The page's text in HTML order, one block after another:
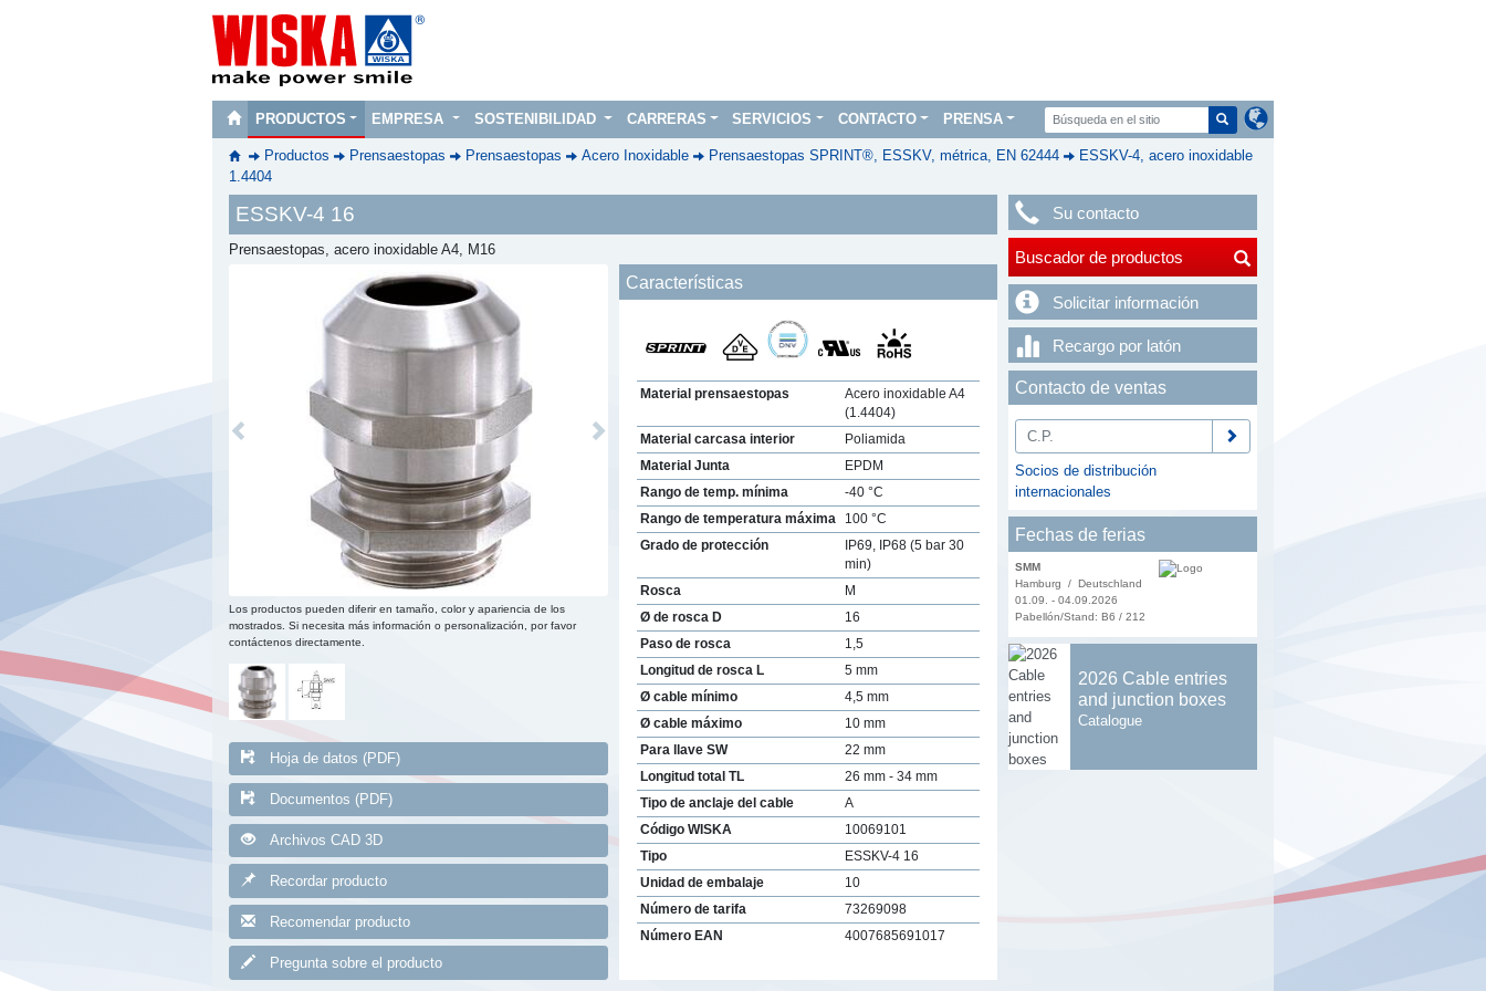
PRODUCTOS EMPRESA SOSTENIBILIDAD CARRERAS SERVICIOS CONTACTO PRENSA
Productos Prensaestopas Prensaestopas Acero Inoxidable Prensaestopas SPRINT®, ESSKV, métrica, EN 62444
ESSKV-4, acero inoxidable
1.4404
ESSKV-4 16
Prensaestopas, acero inoxidable A4, M16
Previous Next
Los productos pueden diferir en tamaño, color y apariencia de los
mostrados. Si necesita más información o personalización, por favor
contáctenos directamente.
Hoja de datos (PDF)
Documentos (PDF)
Archivos CAD 3D
Recordar producto
Recomendar producto
Pregunta sobre el producto
Características
Material prensaestopas
Acero inoxidable A4
(1.4404)
Material carcasa interior
Poliamida
Material Junta
EPDM
Rango de temp. mínima
-40 °C
Rango de temperatura máxima
100 °C
Grado de protección
IP69, IP68 (5 bar 30
min)
Rosca
M
Ø de rosca D
16
Paso de rosca
1,5
Longitud de rosca L
5 mm
Ø cable mínimo
4,5 mm
Ø cable máximo
10 mm
Para llave SW
22 mm
Longitud total TL
26 mm - 34 mm
Tipo de anclaje del cable
A
Código WISKA
10069101
Tipo
ESSKV-4 16
Unidad de embalaje
10
Número de tarifa
73269098
Número EAN
4007685691017
Su contacto
Buscador de productos
Solicitar información
Recargo por latón
Contacto de ventas
Socios de distribución
internacionales
Fechas de ferias
SMM
Hamburg / Deutschland
01.09. - 04.09.2026
Pabellón/Stand: B6 / 212
2026 Cable entries
and junction boxes
Catalogue